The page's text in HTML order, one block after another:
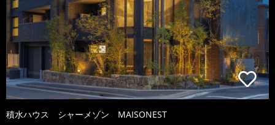
積水ハウス シャーメゾン MAISONEST